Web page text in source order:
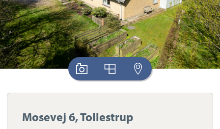
Mosevej 6, Tollestrup